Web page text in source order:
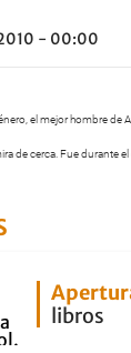
- 00:00
el mejor hombre
de cerca. Fue durante
libros